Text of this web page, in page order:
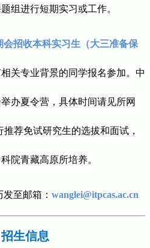
组进行短期实习或工作。
会招收本科实习生（大三准备保
相关专业背景的同学报名参加。中
办夏令营，具体时间请见所网
荐免试研究生的选拔和面试，
院青藏高原所培养。
至邮箱： wanglei@itpcas.ac.cn
招生信息